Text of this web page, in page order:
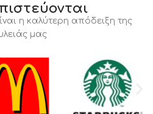
η καλύτερη απόδειξη της
μας